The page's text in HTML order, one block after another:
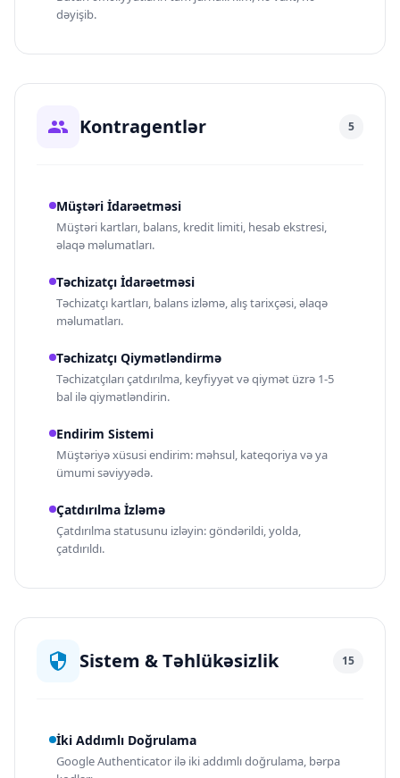
dəyişib.
Kontragentlər 5
Müştəri İdarəetməsi
Müştəri kartları, balans, kredit limiti, hesab ekstresi,
əlaqə məlumatları.
Təchizatçı İdarəetməsi
Təchizatçı kartları, balans izləmə, alış tarixçəsi, əlaqə
məlumatları.
Təchizatçı Qiymətləndirmə
Təchizatçıları çatdırılma, keyfiyyət və qiymət üzrə 1-5
bal ilə qiymətləndirin.
Endirim Sistemi
Müştəriyə xüsusi endirim: məhsul, kateqoriya və ya
ümumi səviyyədə.
Çatdırılma İzləmə
Çatdırılma statusunu izləyin: göndərildi, yolda,
çatdırıldı.
Sistem & Təhlükəsizlik 15
İki Addımlı Doğrulama
Google Authenticator ilə iki addımlı doğrulama, bərpa